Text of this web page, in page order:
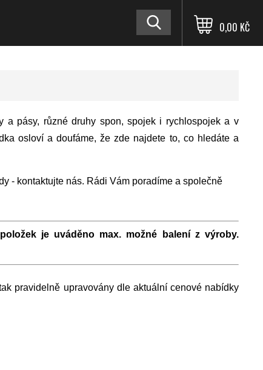
0,00 KČ
a pásy, různé druhy spon, spojek i rychlospojek a v
osloví a doufáme, že zde najdete to, co hledáte a
- kontaktujte nás. Rádi Vám poradíme a společně
je uváděno max. možné balení z výroby.
pravidelně upravovány dle aktuální cenové nabídky